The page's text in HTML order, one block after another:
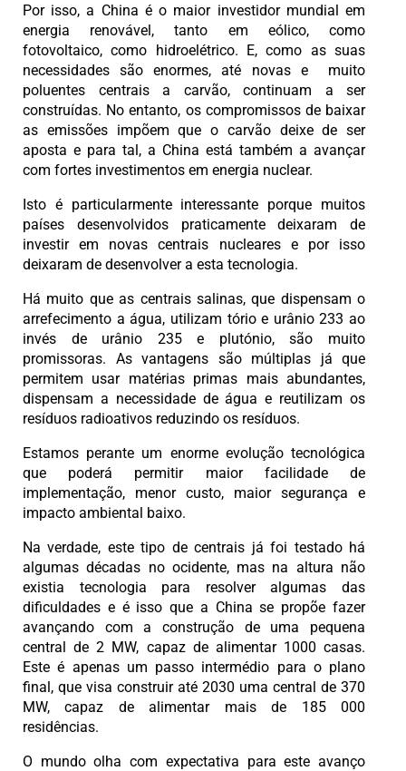
Por isso, a China é o maior investidor mundial em
energia renovável, tanto em eólico, como
fotovoltaico, como hidroelétrico. E, como as suas
necessidades são enormes, até novas e muito
poluentes centrais a carvão, continuam a ser
construídas. No entanto, os compromissos de baixar
as emissões impõem que o carvão deixe de ser
aposta e para tal, a China está também a avançar
com fortes investimentos em energia nuclear.
Isto é particularmente interessante porque muitos
países desenvolvidos praticamente deixaram de
investir em novas centrais nucleares e por isso
deixaram de desenvolver a esta tecnologia.
Há muito que as centrais salinas, que dispensam o
arrefecimento a água, utilizam tório e urânio 233 ao
invés de urânio 235 e plutónio, são muito
promissoras. As vantagens são múltiplas já que
permitem usar matérias primas mais abundantes,
dispensam a necessidade de água e reutilizam os
resíduos radioativos reduzindo os resíduos.
Estamos perante um enorme evolução tecnológica
que poderá permitir maior facilidade de
implementação, menor custo, maior segurança e
impacto ambiental baixo.
Na verdade, este tipo de centrais já foi testado há
algumas décadas no ocidente, mas na altura não
existia tecnologia para resolver algumas das
dificuldades e é isso que a China se propõe fazer
avançando com a construção de uma pequena
central de 2 MW, capaz de alimentar 1000 casas.
Este é apenas um passo intermédio para o plano
final, que visa construir até 2030 uma central de 370
MW, capaz de alimentar mais de 185 000
residências.
O mundo olha com expectativa para este avanço